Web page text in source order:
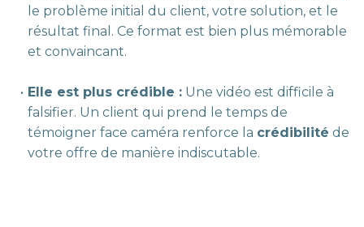
le problème initial du client, votre solution, et le
résultat final. Ce format est bien plus mémorable
et convaincant.
Elle est plus crédible :Une vidéo est difficile à
falsifier. Un client qui prend le temps de
témoigner face caméra renforce la crédibilité de
votre offre de manière indiscutable.